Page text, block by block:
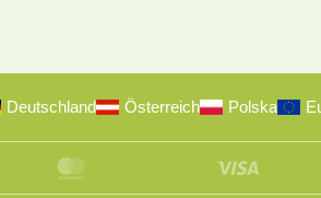
Deutschland Österreich Polska